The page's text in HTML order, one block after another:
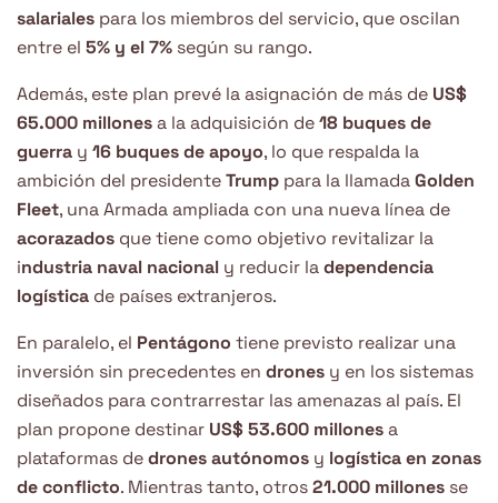
salariales para los miembros del servicio, que oscilan
entre el 5% y el 7% según su rango.
Además, este plan prevé la asignación de más de US$
65.000 millonesa la adquisición de18 buques de
guerra y 16 buques de apoyo, lo que respalda la
ambición del presidenteTrump para la llamadaGolden
Fleet, una Armada ampliada con una nueva línea de
acorazados que tiene como objetivo revitalizar la
industria naval nacional y reducir ladependencia
logística de países extranjeros.
En paralelo, el Pentágono tiene previsto realizar una
inversión sin precedentes en drones y en los sistemas
diseñados para contrarrestar las amenazas al país. El
plan propone destinar US$ 53.600 millonesa
plataformas dedrones autónomos y logística en zonas
de conflicto. Mientras tanto, otros21.000 millones se